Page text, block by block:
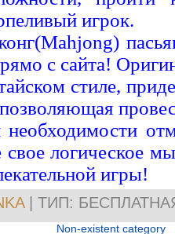
игрок.
с сайта!
стиле,
свое логическое
игры!
| ТИП:
Non-existent category